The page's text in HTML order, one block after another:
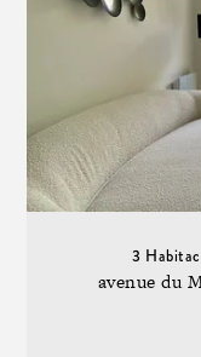
3
avenue du